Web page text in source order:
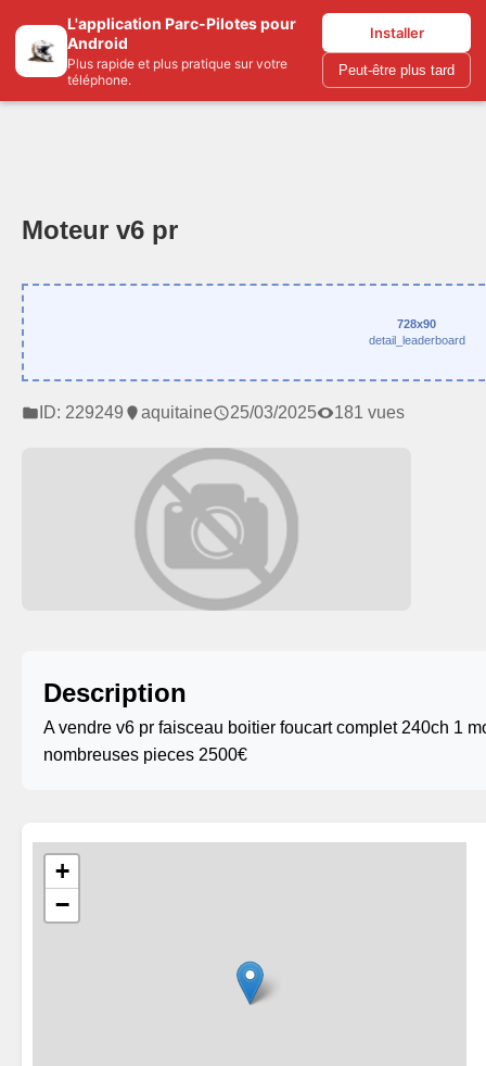
L'application Parc-Pilotes pour
Android
Plus rapide et plus pratique sur votre
téléphone.
Installer
Peut-être plus tard
Parc-pilotes.com
Moteur v6 pr
728x90
detail_leaderboard
ID: 229249 aquitaine 25/03/2025 181 vues
Description
A vendre v6 pr faisceau boitier foucart complet 240ch 1
nombreuses pieces 2500€